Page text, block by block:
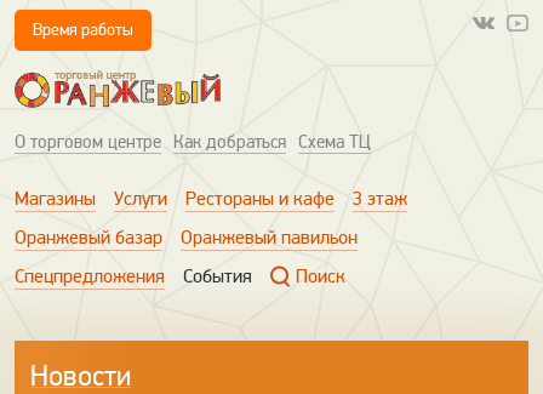
О торговом центре Как добраться Схема ТЦ
Время работы
Магазины Услуги Рестораны и кафе
3 этаж
Оранжевый базар
Оранжевый павильон
Спецпредложения
События Поиск
Новости